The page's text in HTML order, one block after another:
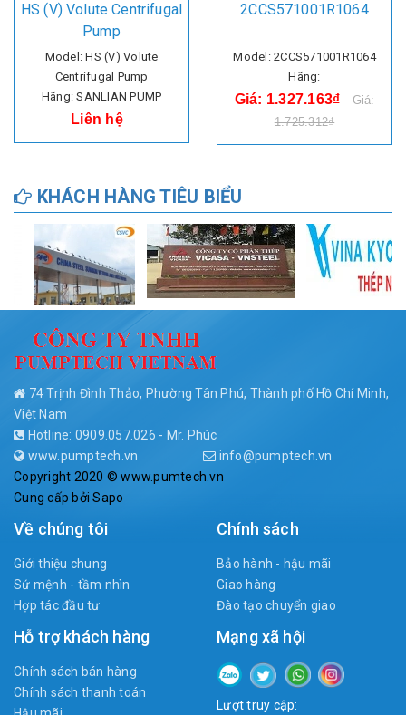
HS (V) Volute Centrifugal
Pump
Model: HS (V) Volute
Centrifugal Pump
Hãng: SANLIAN PUMP
Liên hệ
2CCS571001R1064
Model: 2CCS571001R1064
Hãng:
Giá: 1.327.163₫
Giá:
1.725.312₫
KHÁCH HÀNG TIÊU BIỂU
74 Trịnh Đình Thảo, Phường Tân Phú, Thành phố Hồ Chí Minh,
Việt Nam
Hotline: 0909.057.026 - Mr. Phúc
www.pumptech.vn
info@pumptech.vn
Copyright 2020 © www.pumtech.vn
Cung cấp bởiSapo
Về chúng tôi
Giới thiệu chung
Sứ mệnh - tầm nhìn
Hợp tác đầu tư
Chính sách
Bảo hành - hậu mãi
Giao hàng
Đào tạo chuyển giao
Hỗ trợ khách hàng
Chính sách bán hàng
Chính sách thanh toán
Mạng xã hội
Lượt truy cập: